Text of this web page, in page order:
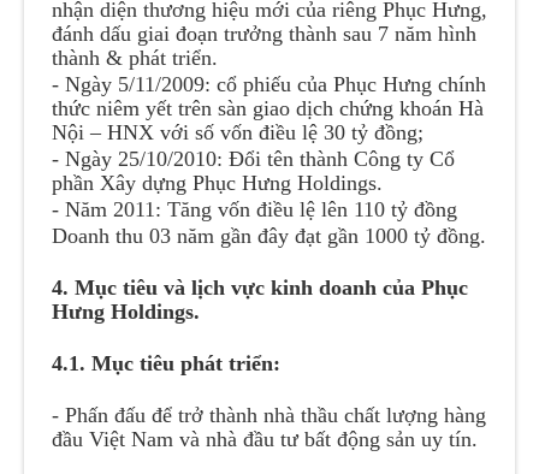
nhận diện thương hiệu mới của riêng Phục Hưng,
đánh dấu giai đoạn trưởng thành sau 7 năm hình
thành & phát triển.
- Ngày 5/11/2009: cổ phiếu của Phục Hưng chính
thức niêm yết trên sàn giao dịch chứng khoán Hà
Nội – HNX với số vốn điều lệ 30 tỷ đồng;
- Ngày 25/10/2010: Đổi tên thành Công ty Cổ
phần Xây dựng Phục Hưng Holdings.
- Năm 2011: Tăng vốn điều lệ lên 110 tỷ đồng
Doanh thu 03 năm gần đây đạt gần 1000 tỷ đồng.
4. Mục tiêu và lịch vực kinh doanh của Phục
Hưng Holdings.
4.1. Mục tiêu phát triển:
- Phấn đấu để trở thành nhà thầu chất lượng hàng
đầu Việt Nam và nhà đầu tư bất động sản uy tín.